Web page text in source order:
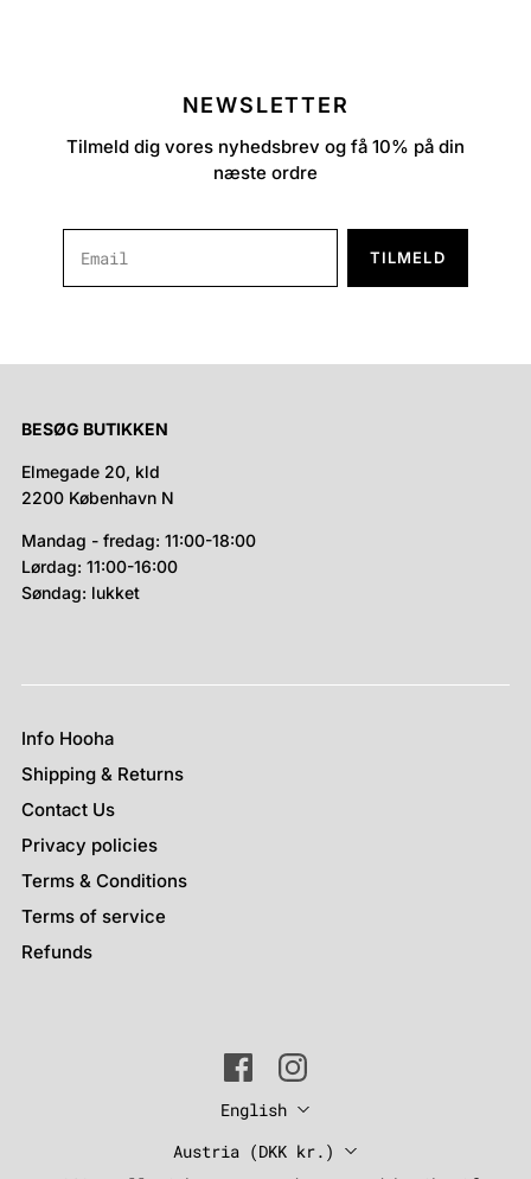
NEWSLETTER
Tilmeld dig vores nyhedsbrev og få 10% på din
næste ordre
TILMELD
BESØG BUTIKKEN
Elmegade 20, kld
2200 København N
Mandag - fredag: 11:00-18:00
Lørdag: 11:00-16:00
Søndag: lukket
Info Hooha
Shipping & Returns
Contact Us
Privacy policies
Terms & Conditions
Terms of service
Refunds
Language
English
Country
Austria
(DKK kr.)